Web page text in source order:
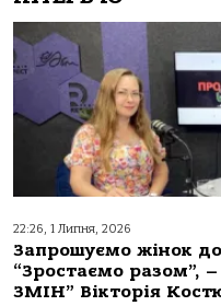
22:26, 1 Липня, 2026
Запрошуємо жінок до
“Зростаємо разом”, –
ЗМІН” Вікторія